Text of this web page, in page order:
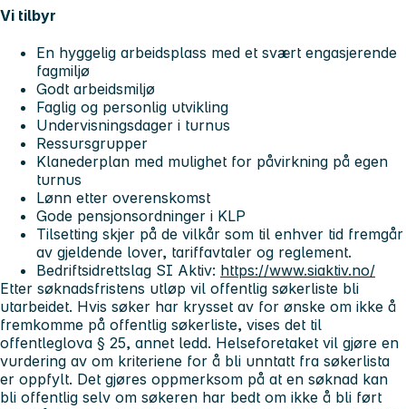
Vi tilbyr
En hyggelig arbeidsplass med et svært engasjerende
fagmiljø
Godt arbeidsmiljø
Faglig og personlig utvikling
Undervisningsdager i turnus
Ressursgrupper
Klanederplan med mulighet for påvirkning på egen
turnus
Lønn etter overenskomst
Gode pensjonsordninger i KLP
Tilsetting skjer på de vilkår som til enhver tid fremgår
av gjeldende lover, tariffavtaler og reglement.
Bedriftsidrettslag SI Aktiv: https://www.siaktiv.no/
Etter søknadsfristens utløp vil offentlig søkerliste bli
utarbeidet. Hvis søker har krysset av for ønske om ikke å
fremkomme på offentlig søkerliste, vises det til
offentleglova § 25, annet ledd. Helseforetaket vil gjøre en
vurdering av om kriteriene for å bli unntatt fra søkerlista
er oppfylt. Det gjøres oppmerksom på at en søknad kan
bli offentlig selv om søkeren har bedt om ikke å bli ført